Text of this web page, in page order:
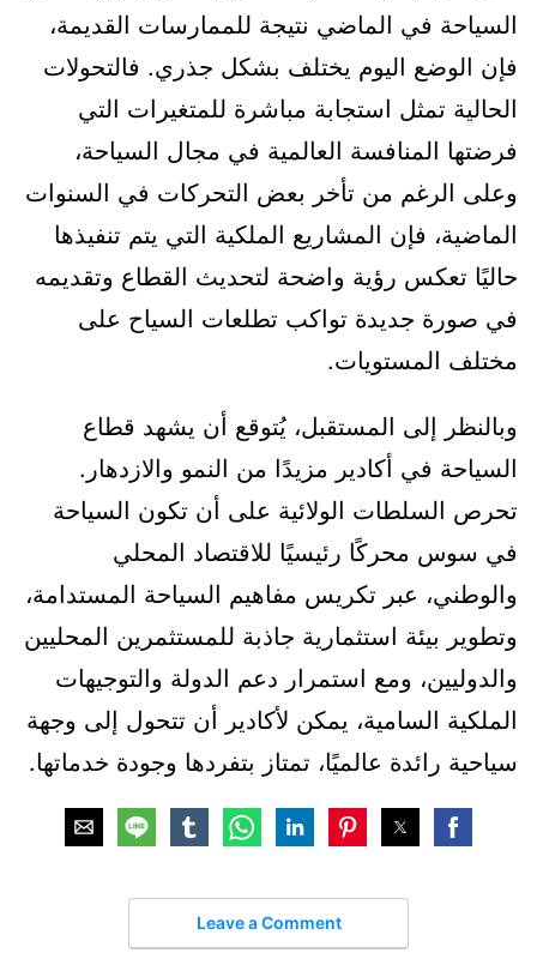
السياحة في الماضي نتيجة للممارسات القديمة،
فإن الوضع اليوم يختلف بشكل جذري. فالتحولات
الحالية تمثل استجابة مباشرة للمتغيرات التي
فرضتها المنافسة العالمية في مجال السياحة،
وعلى الرغم من تأخر بعض التحركات في السنوات
الماضية، فإن المشاريع الملكية التي يتم تنفيذها
حاليًا تعكس رؤية واضحة لتحديث القطاع وتقديمه
في صورة جديدة تواكب تطلعات السياح على
مختلف المستويات.
وبالنظر إلى المستقبل، يُتوقع أن يشهد قطاع
السياحة في أكادير مزيدًا من النمو والازدهار.
تحرص السلطات الولائية على أن تكون السياحة
في سوس محركًا رئيسيًا للاقتصاد المحلي
والوطني، عبر تكريس مفاهيم السياحة المستدامة،
وتطوير بيئة استثمارية جاذبة للمستثمرين المحليين
والدوليين، ومع استمرار دعم الدولة والتوجيهات
الملكية السامية، يمكن لأكادير أن تتحول إلى وجهة
سياحية رائدة عالميًا، تمتاز بتفردها وجودة خدماتها.
Leave a Comment